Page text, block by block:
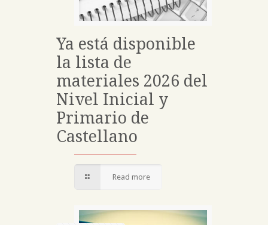
Ya está disponible
la lista de
materiales 2026 del
Nivel Inicial y
Primario de
Castellano
Read more